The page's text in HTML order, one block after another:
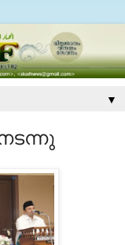
▼
നടന്നു